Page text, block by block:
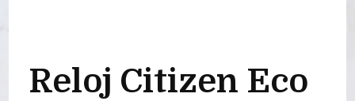
Reloj Citizen Eco